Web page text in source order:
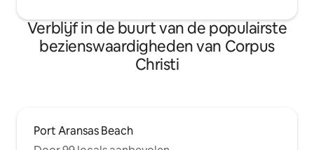
Verblijf in de buurt van de populairste
bezienswaardigheden van Corpus
Christi
Port Aransas Beach